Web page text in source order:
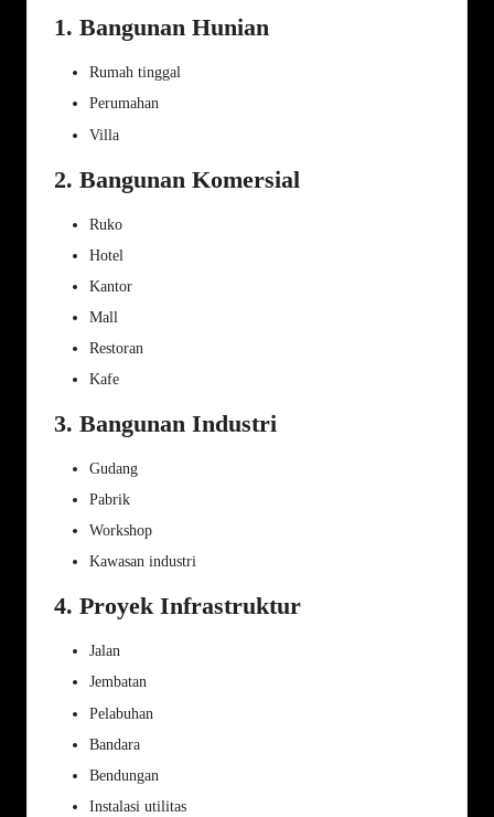
1. Bangunan Hunian
Rumah tinggal
Perumahan
Villa
2. Bangunan Komersial
Ruko
Hotel
Kantor
Mall
Restoran
Kafe
3. Bangunan Industri
Gudang
Pabrik
Workshop
Kawasan industri
4. Proyek Infrastruktur
Jalan
Jembatan
Pelabuhan
Bandara
Bendungan
Instalasi utilitas